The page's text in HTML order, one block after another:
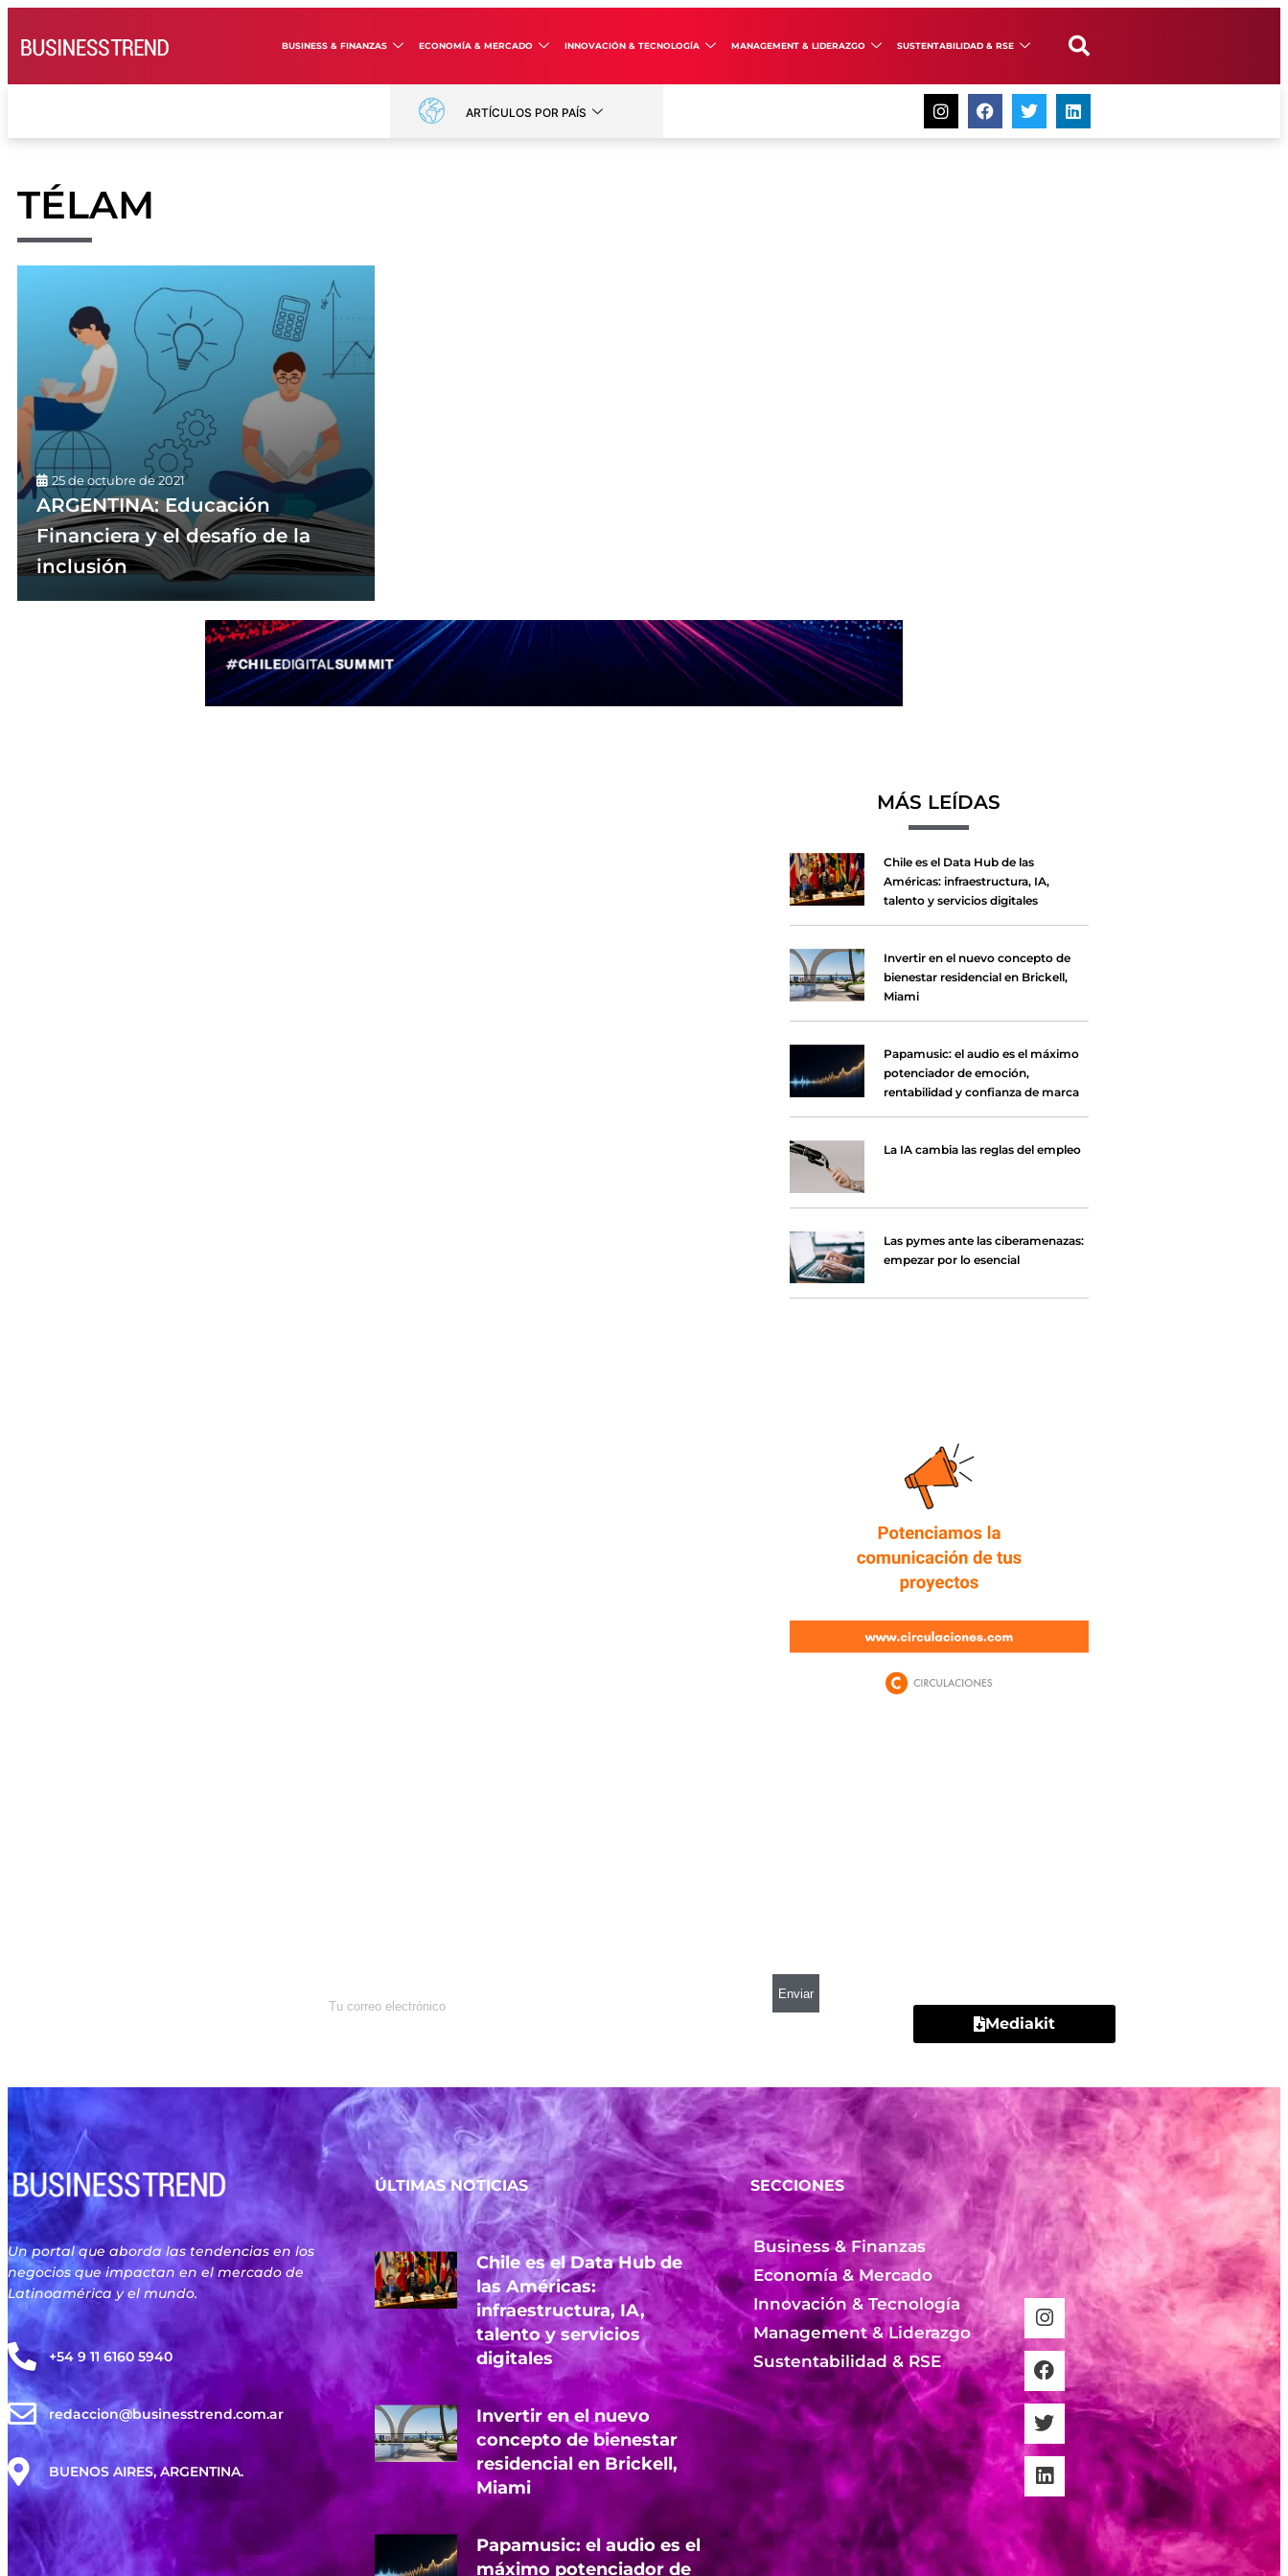
BUSINESS & FINANZAS ECONOMÍA & MERCADO INNOVACIÓN & TECNOLOGÍA MANAGEMENT & LIDERAZGO SUSTENTABILIDAD & RSE
ARTÍCULOS POR PAÍS
TÉLAM
25 de octubre de 2021
ARGENTINA: Educación
Financiera y el desafío de la
inclusión
MÁS LEÍDAS
Chile es el Data Hub de las
Américas: infraestructura, IA,
talento y servicios digitales
Invertir en el nuevo concepto de
bienestar residencial en Brickell,
Miami
Papamusic: el audio es el máximo
potenciador de emoción,
rentabilidad y confianza de marca
La IA cambia las reglas del empleo
Las pymes ante las ciberamenazas:
empezar por lo esencial
Mediakit
Un portal que aborda las tendencias en los
negocios que impactan en el mercado de
Latinoamérica y el mundo.
+54 9 11 6160 5940
redaccion@businesstrend.com.ar
BUENOS AIRES, ARGENTINA.
ÚLTIMAS NOTICIAS
Chile es el Data Hub de
las Américas:
infraestructura, IA,
talento y servicios
digitales
Invertir en el nuevo
concepto de bienestar
residencial en Brickell,
Miami
Papamusic: el audio es el
máximo potenciador de
SECCIONES
Business & Finanzas
Economía & Mercado
Innovación & Tecnología
Management & Liderazgo
Sustentabilidad & RSE